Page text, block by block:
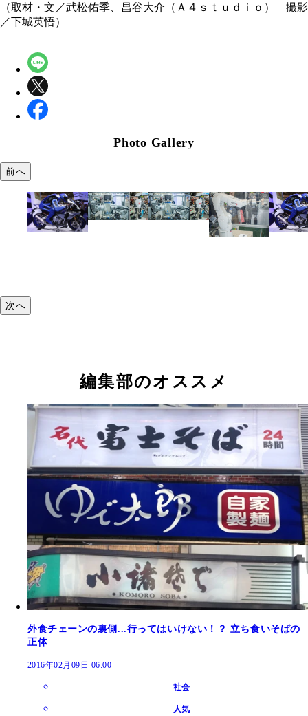
（取材・文／武松佑季、昌谷大介（Ａ４ｓｔｕｄｉｏ） 撮影
／下城英悟）
Photo Gallery
前へ
次へ
編集部のオススメ
外食チェーンの裏側...行ってはいけない！？ 立ち食いそばの
正体
2016年02月09日 06:00
社会
人気